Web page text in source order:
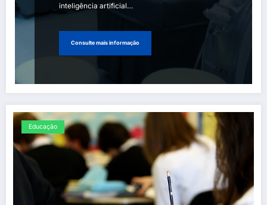
inteligência artificial…
Consulte mais informação
Educação